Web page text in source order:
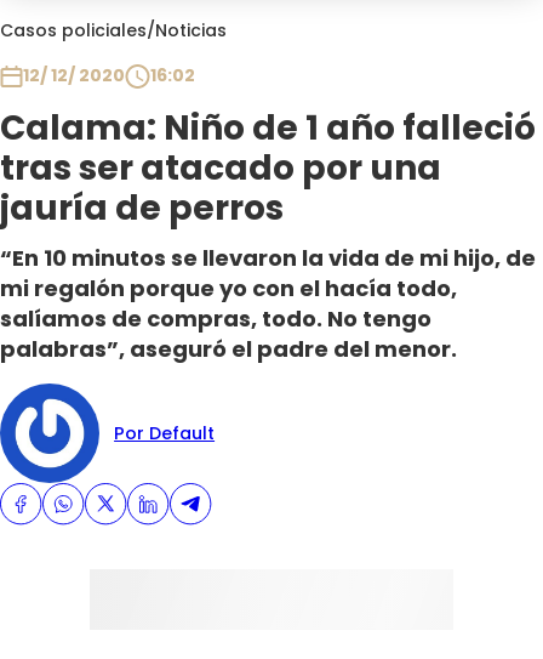
Casos policiales/Noticias
12/ 12/ 2020
16:02
Calama: Niño de 1 año falleció
tras ser atacado por una
jauría de perros
“En 10 minutos se llevaron la vida de mi hijo, de
mi regalón porque yo con el hacía todo,
salíamos de compras, todo. No tengo
palabras”, aseguró el padre del menor.
Por Default
Club De La Comedia
Plan Perfecto
El Tiempo
Sabingo
Todos Los Programas